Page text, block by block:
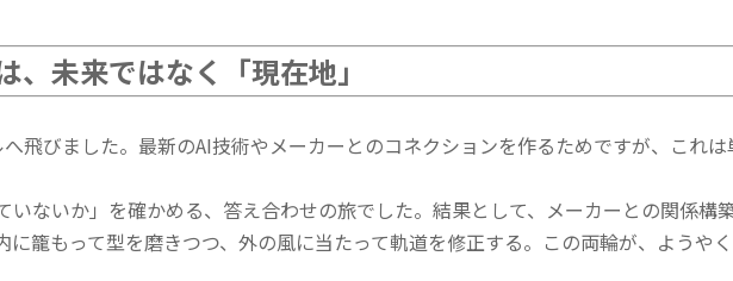
、未来ではなく「現在地」
飛びました。最新のAI技術やメーカーとのコネクションを作るためですが、これ
いないか」を確かめる、答え合わせの旅でした。結果として、メーカーとの関係構
に籠もって型を磨きつつ、外の風に当たって軌道を修正する。この両輪が、ようや